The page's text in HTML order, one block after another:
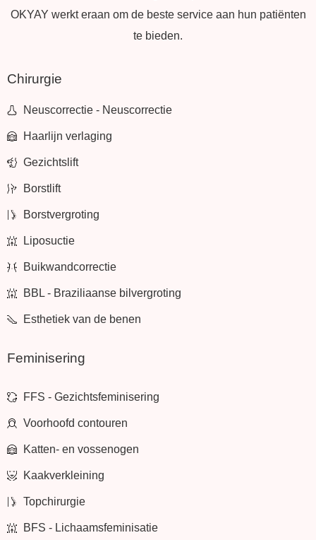
OKYAY werkt eraan om de beste service aan hun patiënten
te bieden.
Chirurgie
Neuscorrectie - Neuscorrectie
Haarlijn verlaging
Gezichtslift
Borstlift
Borstvergroting
Liposuctie
Buikwandcorrectie
BBL - Braziliaanse bilvergroting
Esthetiek van de benen
Feminisering
FFS - Gezichtsfeminisering
Voorhoofd contouren
Katten- en vossenogen
Kaakverkleining
Topchirurgie
BFS - Lichaamsfeminisatie